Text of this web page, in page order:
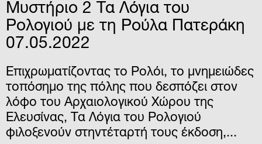
Μυστήριο 2 Τα Λόγια του
Ρολογιού με τη Ρούλα Πατεράκη
07.05.2022
Επιχρωματίζοντας το Ρολόι, το μνημειώδες
τοπόσημο της πόλης που δεσπόζει στον
λόφο του Αρχαιολογικού Χώρου της
Ελευσίνας, Τα Λόγια του Ρολογιού
φιλοξενούν στηντέταρτή τους έκδοση,...